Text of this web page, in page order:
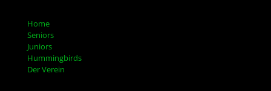
Home
Seniors
Juniors
Hummingbirds
Der Verein